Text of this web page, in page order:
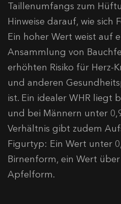
Taillenumfangs zum
Hinweise darauf, wie sich
Ein hoher Wert weist auf
Ansammlung von
erhöhten Risiko für Herz-
und anderen
ist. Ein idealer WHR liegt
und bei Männern unter
Verhältnis gibt zudem
Figurtyp: Ein Wert unter
Birnenform, ein Wert
Apfelform.